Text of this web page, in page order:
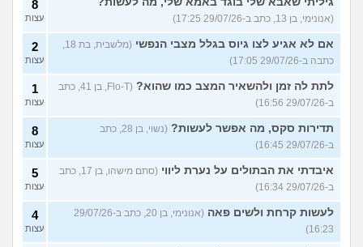
(אנונימי, בן 13, כתב ב-29/07/26 17:25)
8
עצות
אם לא אגיע לצו גיוס בגלל מצבי הנפשי
(מלשבית, בת 18,
כתבה ב-29/07/26 17:05)
2
עצות
לתת לה זמן ולהשאיר המצב כמו שהוא?
(Flo-T, בן 41, כתב
ב-29/07/26 16:56)
1
עצות
תדירות סקס, מה אפשר לעשות?
(נשוי, בן 28, כתב
ב-29/07/26 16:45)
8
עצות
איבדתי את הבתולים על נערת ליווי
(סתם מישהו, בן 17, כתב
ב-29/07/26 16:34)
5
עצות
לעשות קרחת ולשים פאה
(אנונימי, בן 20, כתב ב-29/07/26
16:23)
4
עצות